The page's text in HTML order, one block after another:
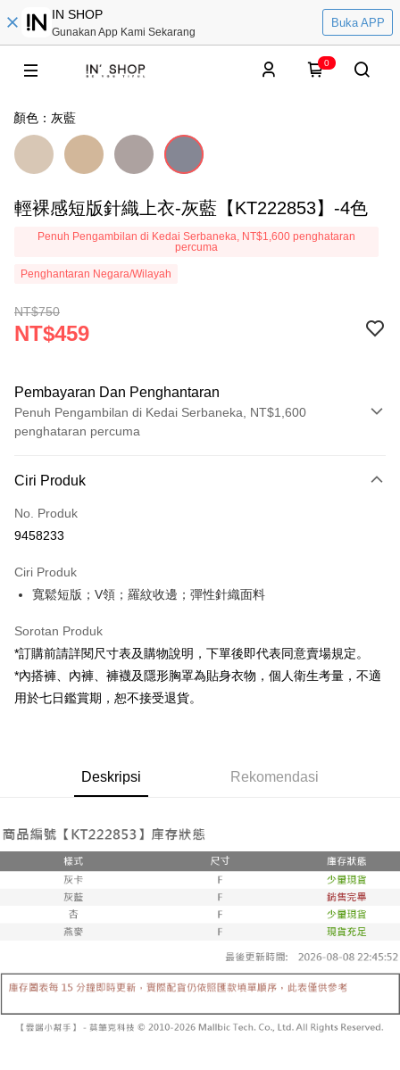
IN SHOP
Gunakan App Kami Sekarang
Buka APP
0
顏色：灰藍
輕裸感短版針織上衣-灰藍【KT222853】-4色
Penuh Pengambilan di Kedai Serbaneka, NT$1,600 penghataran
percuma
Penghantaran Negara/Wilayah
NT$750
NT$459
Pembayaran Dan Penghantaran
Penuh Pengambilan di Kedai Serbaneka, NT$1,600
penghataran percuma
Kad Kredit (Bayaran Penuh)
Pengambilan di Kedai Serbaneka
Apple Pay
Google Pay
OP Pay Later
Deskripsi
pengguna Taiwan Mobile tanpa memerlukan permohonan tambahan.
Later selepas pesanan dibuat. Anda perlu mengesahkan nombor telefon
mudah alih anda, memilih bilangan ansuran, dan menetapkan tarikh
akhir pembayaran. Transaksi akan dianggap selesai setelah pembayaran
disahkan.
Had kredit yang diluluskan, tempoh ansuran yang tersedia, dan yuran
yang dikenakan adalah tertakluk kepada maklumat yang dinyatakan
pada halaman pengesahan transaksi seterusnya.
Jika transaksi tidak disahkan dalam masa 30 minit selepas pesanan
akan dibatalkan secara automatik. Jika permohonan gagal pada
peringkat "semakan manual", ini bermakna kriteria pemarkahan sistem
Pertama, Mengenai Perkhidmatan AFTEE Beli Sekarang Bayar Kemudian
1. Dengan memilih AFTEE sebagai kaedah pembayaran, mesej
2. Anda boleh meneruskan pembayaran selepas pengesahan SMS.
dihantar ke alamat yang ditetapkan.
4. Setelah pesanan disahkan, anda akan menerima SMS pembayaran
manakala ahli aplikasi akan menerima pemberitahuan tolak aplikasi
5. Tiada bayaran diperlukan apabila anda menerima produk. Sila buat
dalam talian dengan SMS pembayaran atau pemberitahuan tolak aplikasi
AFTEE.
bagaimanapun, bagi mereka yang telah memuat turun Aplikasi AFTEE
Pemindahan ATM
Pilihan Penghantaran
全家取貨付款
NT$60/pesanan | Penghantaran percuma untuk pesanan
NT$1,800 atau lebih
NT$1,600 atau lebih
已關閉，請勿下單
Ciri Produk
No. Produk
9458233
Ciri Produk
寬鬆短版；V領；羅紋收邊；彈性針織面料
Sorotan Produk
*訂購前請詳閱尺寸表及購物說明，下單後即代表同意賣場規定。
*內搭褲、內褲、褲襪及隱形胸罩為貼身衣物，個人衛生考量，不適
用於七日鑑賞期，恕不接受退貨。
Deskripsi Rekomendasi